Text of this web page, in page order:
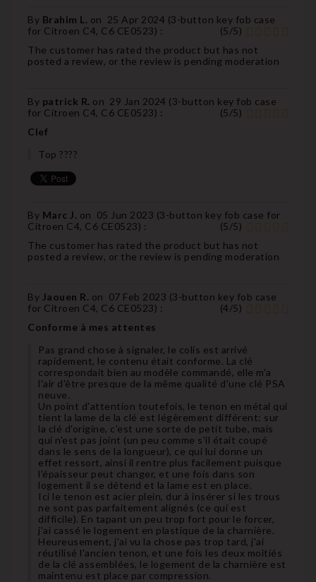
By Brahim L. on 25 Apr 2024 (3-button key fob case
for Citroen C4, C6 CE0523) : (5/5)
The customer has rated the product but has not
posted a review, or the review is pending moderation
By patrick R. on 29 Jan 2024 (3-button key fob case
for Citroen C4, C6 CE0523) : (5/5)
Clef
Top ????
By Marc J. on 05 Jun 2023 (3-button key fob case for
Citroen C4, C6 CE0523) : (5/5)
The customer has rated the product but has not
posted a review, or the review is pending moderation
By Jaouen R. on 07 Feb 2023 (3-button key fob case
for Citroen C4, C6 CE0523) : (4/5)
Conforme à mes attentes
Pas grand chose à signaler, le colis est arrivé
rapidement, le contenu était conforme. La clé
correspondait bien au modèle commandé, elle m'a
l'air d'être presque de la même qualité d'une clé PSA
neuve.
Un point d'attention toutefois, le tenon en métal qui
tient la lame de la clé est légèrement différent: sur
la clé d'origine, c'est une sorte de petit tube, mais
qui n'est pas joint (un peu comme s'il était coupé
dans le sens de la longueur), ce qui lui donne un
effet ressort, ainsi il rentre plus facilement puisque
l'épaisseur peut changer, et une fois dans son
logement il se détend et la lame est en place.
Ici le tenon est acier plein, dur à insérer si les trous
ne sont pas parfaitement alignés (ce qui est
difficile). En tapant un peu trop fort pour le forcer,
j'ai cassé le logement en plastique de la charnière.
Heureusement, j'ai vu la chose pas trop tard, j'ai
réutilisé l'ancien tenon, et une fois les deux moitiés
de la clé assemblées, le logement de la charnière est
maintenu est place par compression.